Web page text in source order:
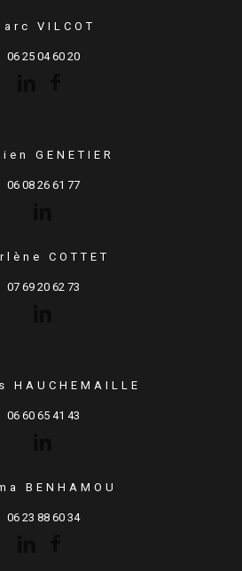
VILCOT
06 25 04 60 20
GENETIER
06 08 26 61 77
COTTET
07 69 20 62 73
HAUCHEMAILLE
06 60 65 41 43
BENHAMOU
06 23 88 60 34